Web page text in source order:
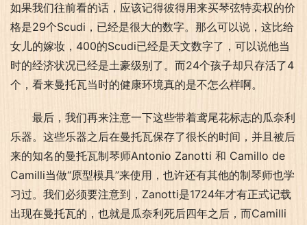
如果我们往前看的话，应该记得彼得用来买琴弦特卖权的价
格是29个Scudi，已经是很大的数字。那么可以说，这比给
女儿的嫁妆，400的Scudi已经是天文数字了，可以说他当
时的经济状况已经是土豪级别了。而24个孩子却只存活了4
个，看来曼托瓦当时的健康环境真的是不怎么样啊。
最后，我们再来注意一下这些带着鸢尾花标志的瓜奈利
乐器。这些乐器之后在曼托瓦保存了很长的时间，并且被后
来的知名的曼托瓦制琴师Antonio Zanotti 和 Camillo de
Camilli当做“原型模具”来使用，也许还有其他的制琴师也学
习过。我们必须要注意到，Zanotti是1724年才有正式记载
出现在曼托瓦的，也就是瓜奈利死后四年之后，而Camilli